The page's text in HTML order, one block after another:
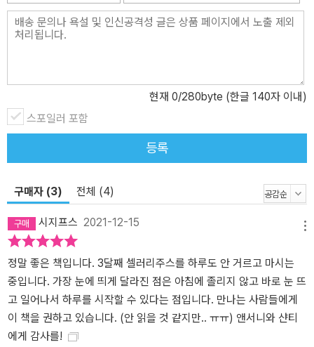
는 50명, 많게는 500명 앞에서 생 셀러리 주스의 치유 효과를 강의하
곤 했다. 집에 착즙기가 있는 사람이 드물고, 셀러리로 주스를 만들어
그는 술회한다. 그러나 지금, 셀러리 주스는 하나의 ‘운동movemen
t’이 되었다. 이 열풍은 잠시 유행하다 사라지는 일회성 트렌드가 아니
라고 저자는 말한다. 자본과 미디어가 만들어낸 열풍이 아니라 실제
다. 오히려 “셀러리 주스는 다가오는 미래에는 더욱 필수적인 치유법
은 물론 각계각층 셀럽들의 강력 추천! 셀러리 주스가 역사상 다른 순
대해 저자는 이렇게 적고 있다. “인류는 지금까지 이렇게 아파본 적이
없다. 그 어느 때도 지금 이 시대만큼 아프지 않았다. 사람들의 삶을
방해하는 만성 증상과 질병으로 인해 건강이 어느 때보다 더 위협받
는 지점에 와 있다. 치유의 답을 가장 필요로 하는 시기가 바로 지금이
다.” 셀러리 주스가 가진 치유력을 경험한 전 세계 수백만 사람들 가
운데는 만성질환으로 고통받는 사람뿐 아니라 이름만 들어도 금방 알
수 있는 세계적 유명 인사들도 대거 포함되어 있다. 이 책 앞쪽에 실린
현재 0/280byte (한글 140자 이내)
스포일러 포함
등록
구매자 (3) 전체 (4)
시지프스 2021-12-15
정말 좋은 책입니다. 3달째 셀러리주스를 하루도 안 거르고 마시는
중입니다. 가장 눈에 띄게 달라진 점은 아침에 졸리지 않고 바로 눈 뜨
고 일어나서 하루를 시작할 수 있다는 점입니다. 만나는 사람들에게
이 책을 권하고 있습니다. (안 읽을 것 같지만.. ㅠㅠ) 앤서니와 샨티
에게 감사를!